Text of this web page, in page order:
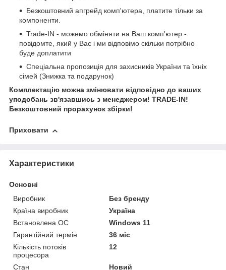
Безкоштовний апгрейд комп'ютера, платите тільки за
компоненти.
Trade-IN - можемо обміняти на Ваш комп'ютер -
повідомте, який у Вас і ми відповімо скільки потрібно
буде доплатити
Спеціальна пропозиція для захисників України та їхніх
сімей (Знижка та подарунок)
Комплектацію можна змінювати відповідно до ваших
уподобань зв'язавшись з менеджером! TRADE-IN!
Безкоштовний прорахунок збірки!
Приховати
Характеристики
Основні
Виробник
Без бренду
Країна виробник
Україна
Встановлена ОС
Windows 11
Гарантійний термін
36 міс
Кількість потоків
процесора
12
Стан
Новий